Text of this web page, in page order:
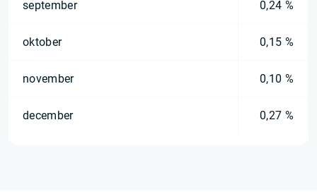
september 0,24 %
oktober 0,15 %
november 0,10 %
december 0,27 %